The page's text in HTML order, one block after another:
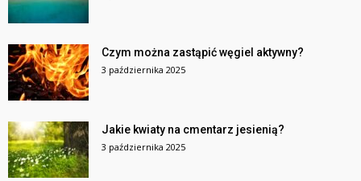
Czym można zastąpić węgiel aktywny?
3 października 2025
Jakie kwiaty na cmentarz jesienią?
3 października 2025